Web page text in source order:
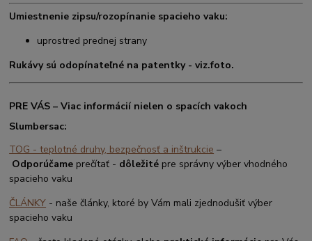
Umiestnenie zipsu/rozopínanie spacieho vaku:
uprostred prednej strany
Rukávy sú odopínateľné na patentky - viz.foto.
PRE VÁS – Viac informácií nielen o spacích vakoch
Slumbersac:
TOG - teplotné druhy, bezpečnosť a inštrukcie –
Odporúčame prečítať - dôležité pre správny výber vhodného
spacieho vaku
ČLÁNKY - naše články, ktoré by Vám mali zjednodušiť výber
spacieho vaku